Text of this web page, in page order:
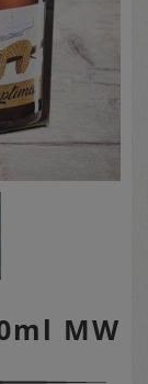
MW